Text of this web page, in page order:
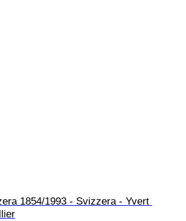
1854/1993 - Svizzera - Yvert